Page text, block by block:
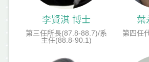
李賢淇 博士
第三任所長(87.8-88.7)/系
主任(88.8-90.1)
葉
第四任